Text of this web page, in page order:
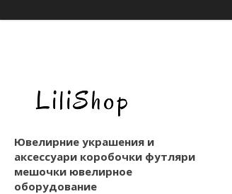
Ювелирние украшения и
аксессуари коробочки футляри
мешочки ювелирное
оборудование